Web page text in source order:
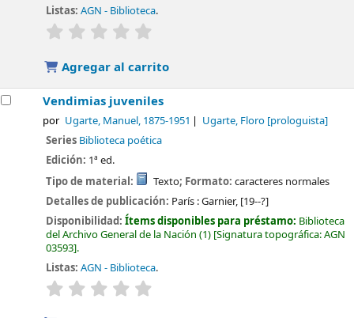
Listas: AGN - Biblioteca.
valoración
Agregar al carrito
Vendimias juveniles
por Ugarte, Manuel, 1875-1951 Ugarte, Floro[prologuista]
Series Biblioteca poética
Edición: 1ª ed.
Tipo de material:
Texto; Formato: caracteres normales
Detalles de publicación: París :Garnier, [19--?]
Disponibilidad:Ítems disponibles para préstamo: Biblioteca
del Archivo General de la Nación (1) Signatura topográfica:AGN
03593 .
Listas: AGN - Biblioteca.
valoración